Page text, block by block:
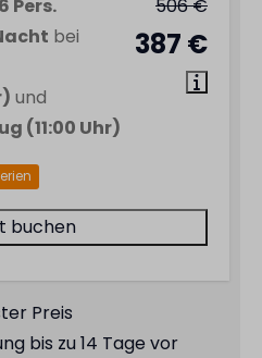
506 €
387 €
Pers.
bei
und
(11:00 Uhr)
buchen
Preis
bis zu 14 Tage vor